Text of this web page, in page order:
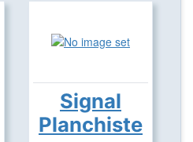
Signal
Planchiste